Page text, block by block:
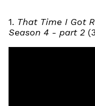
1. That Time I Got
Season 4 - part 2